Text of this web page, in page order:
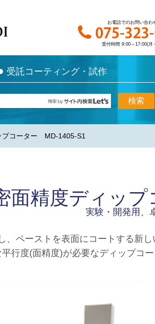
お電話でのお問い合わ
受付時間 9:00～17:00(月
受託コーティング・試作
お電話でのお問い合わ
受付時間 9:00～17:00(月
受託コーティング・試作
プコーター MD-1405-S1
面精度ディッ
実験・開発用、
、ペーストを表面にコートする新
行度(面精度)が必要なディップコー